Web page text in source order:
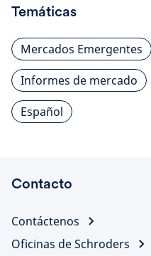
Temáticas
Mercados Emergentes
Informes de mercado
Español
Contacto
Contáctenos
Oficinas de Schroders